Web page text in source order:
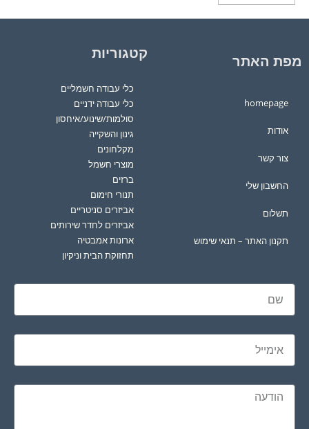
מפת האתר
homepage
אודות
צור קשר
החשבון שלי
תשלום
תקנון האתר – תנאי שימוש
קטגוריות
כלי עבודה חשמליים
כלי עבודה ידניים
סולמות/שינוע/איחסון
גינון והשקייה
מקלחונים
מוצרי חשמל
ברזים
תנורי חימום
אביזרים סניטריים
אביזרים לחדר שירותים
ארונות אמבטיה
תחזוקת הבית וניקיון